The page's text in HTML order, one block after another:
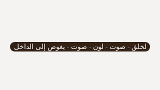
لخلق - صوت - لون - صوت - يغوص إلى الداخل